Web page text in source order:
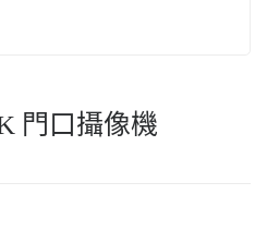
門口攝像機